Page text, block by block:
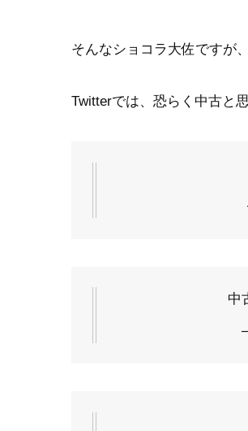
そんなショコラ大佐ですが
Twitterでは、恐らく中古と
中